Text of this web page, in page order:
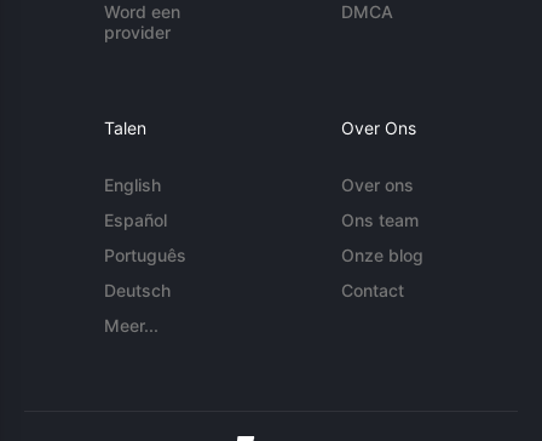
Word een
provider
DMCA
Talen
English
Español
Português
Deutsch
Meer...
Over Ons
Over ons
Ons team
Onze blog
Contact